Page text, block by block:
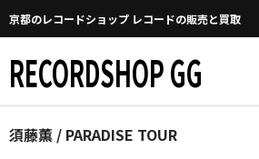
京都のレコードショップ レコードの販売と買取
RECORDSHOP GG
Home
須藤薫 / PARADISE TOUR